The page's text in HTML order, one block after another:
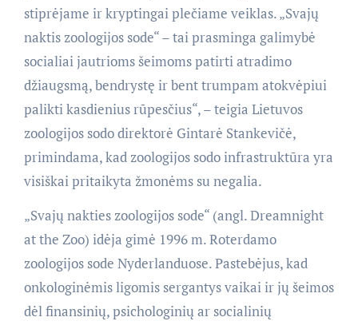
stiprėjame ir kryptingai plečiame veiklas. „Svajų
naktis zoologijos sode“ – tai prasminga galimybė
socialiai jautrioms šeimoms patirti atradimo
džiaugsmą, bendrystę ir bent trumpam atokvėpiui
palikti kasdienius rūpesčius“, – teigia Lietuvos
zoologijos sodo direktorė Gintarė Stankevičė,
primindama, kad zoologijos sodo infrastruktūra yra
visiškai pritaikyta žmonėms su negalia.
„Svajų nakties zoologijos sode“ (angl. Dreamnight
at the Zoo) idėja gimė 1996 m. Roterdamo
zoologijos sode Nyderlanduose. Pastebėjus, kad
onkologinėmis ligomis sergantys vaikai ir jų šeimos
dėl finansinių, psichologinių ar socialinių